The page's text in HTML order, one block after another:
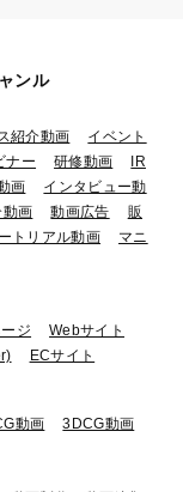
ンル
紹介動画
イベント
ナー 研修動画
IR
画
インタビュー動
動画 動画広告
販
トリアル動画
マニ
ジ
Webサイト
ECサイト
動画
3DCG動画